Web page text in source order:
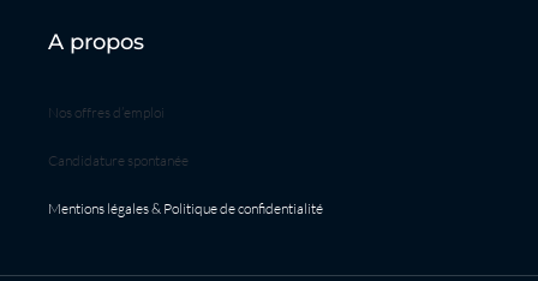
A propos
Nos offres d’emploi
Candidature spontanée
Mentions légales & Politique de confidentialité